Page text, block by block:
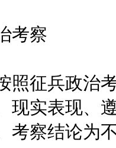
察
征兵政治考
现实表现、
考察结论为